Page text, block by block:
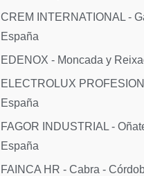
CREM INTERNATIONAL -
España
EDENOX - Moncada y
ELECTROLUX
España
FAGOR INDUSTRIAL -
España
FAINCA HR - Cabra -